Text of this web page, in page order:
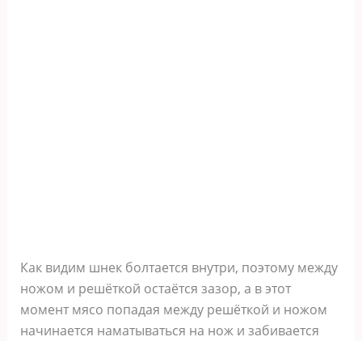
Как видим шнек болтается внутри, поэтому между
ножом и решёткой остаётся зазор, а в этот
момент мясо попадая между решёткой и ножом
начинается наматываться на нож и забивается